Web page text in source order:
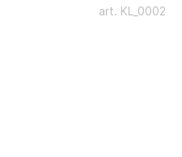
art. KL_0002